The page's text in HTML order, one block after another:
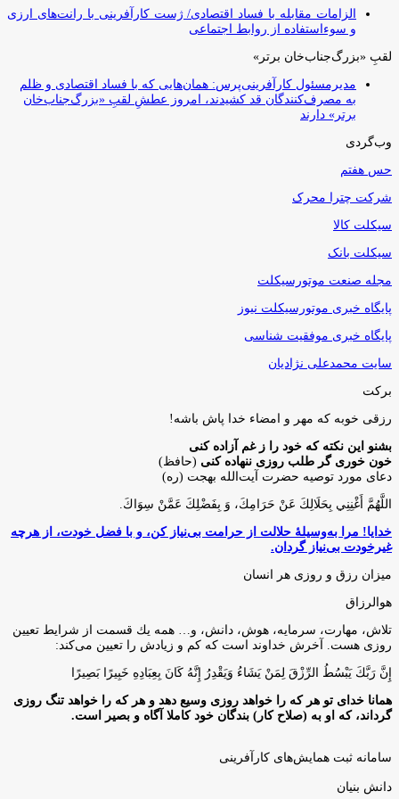
الزامات مقابله با فساد اقتصادی/ ژست کارآفرینی با رانت‌های ارزی
و سوءاستفاده از روابط اجتماعی
لقبِ «بزرگ‌جناب‌خان برتر»
مدیرمسئول کارآفرینی‌پرس: همان‌هایی که با فساد اقتصادی و ظلم
به مصرف‌کنندگان قد کشیدند، امروز عطشِ لقبِ «بزرگ‌جناب‌خان
برتر» دارند
وب‌گردی
حس هفتم
شرکت چترا محرک
سیکلت کالا
سیکلت بانک
مجله صنعت موتورسیکلت
پایگاه خبری موتورسیکلت نیوز
پایگاه خبری موفقیت شناسی
سایت محمدعلی نژادیان
برکت
رزقی خوبه كه مهر و امضاء خدا پاش باشه!
بشنو این نکته که خود را ز غم آزاده کنی
خون خوری گر طلب روزی ننهاده کنی (حافظ)
دعای مورد توصیه حضرت آیت‌الله بهجت (ره)
اللَّهُمَّ أَغْنِنِي بِحَلَالِكَ عَنْ حَرَامِكَ، وَ بِفَضْلِكَ عَمَّنْ سِوَاكَ‏.
خدایا! مرا به‌وسیلۀ حلالت از حرامت بی‌نیاز کن، و با فضل خودت، از هرچه
غیرخودت بی‌نیاز گردان.
میزان رزق و روزی هر انسان
هوالرزاق
تلاش، مهارت، سرمايه، هوش، دانش، و… همه يك قسمت از شرايط تعيين
روزى هست. آخرش خداوند است كه كم و زيادش را تعيين مى‌كند:
إِنَّ رَبَّكَ يَبْسُطُ الرِّزْقَ لِمَنْ يَشَاءُ وَيَقْدِرُ إِنَّهُ كَانَ بِعِبَادِهِ خَبِيرًا بَصِيرًا
همانا خدای تو هر که را خواهد روزی وسیع دهد و هر که را خواهد تنگ روزی
گرداند، که او به (صلاح کار) بندگان خود کاملا آگاه و بصیر است.
سامانه ثبت همایش‌های کارآفرینی
دانش‌ بنیان‌